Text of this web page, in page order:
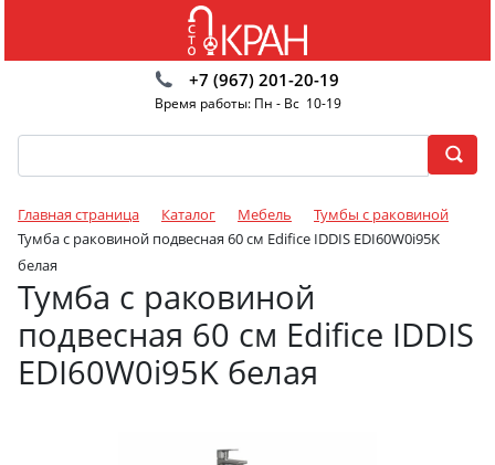
+7 (967) 201-20-19
Время работы: Пн - Вс 10-19
Главная страница Каталог Мебель
Тумбы с раковиной
Тумба с раковиной подвесная 60 см Edifice IDDIS EDI60W0i95K
белая
Тумба с раковиной
подвесная 60 см Edifice IDDIS
EDI60W0i95K белая